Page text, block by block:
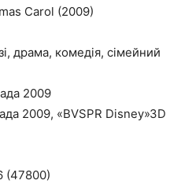
Carol (2009)
драма, комедія, сімейний
2009
2009, «BVSPR Disney»3D
(47800)